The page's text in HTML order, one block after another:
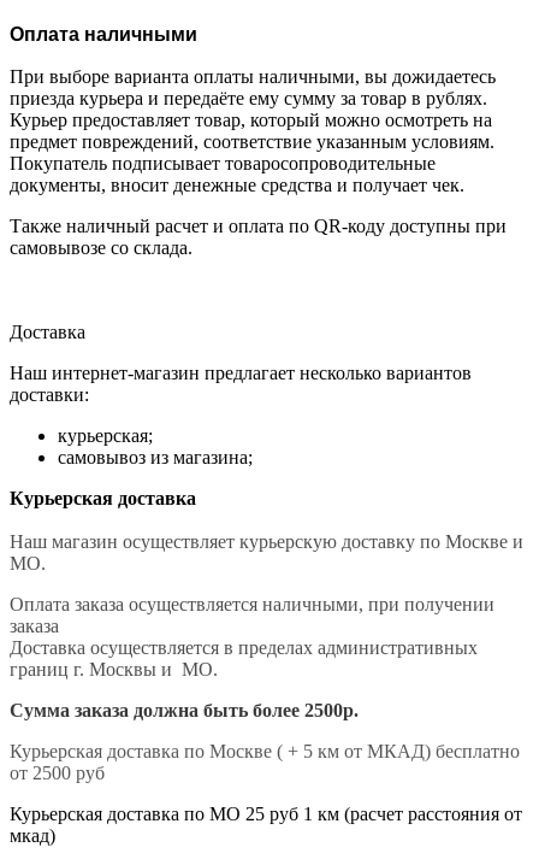
Оплата наличными
При выборе варианта оплаты наличными, вы дожидаетесь
приезда курьера и передаёте ему сумму за товар в рублях.
Курьер предоставляет товар, который можно осмотреть на
предмет повреждений, соответствие указанным условиям.
Покупатель подписывает товаросопроводительные
документы, вносит денежные средства и получает чек.
Также наличный расчет и оплата по QR-коду доступны при
самовывозе со склада.
Доставка
Наш интернет-магазин предлагает несколько вариантов
доставки:
курьерская;
самовывоз из магазина;
Курьерская доставка
Наш магазин осуществляет курьерскую доставку по Москве и
МО.
Оплата заказа осуществляется наличными, при получении
заказа
Доставка осуществляется в пределах административных
границ г. Москвы и МО.
Сумма заказа должна быть более 2500р.
Курьерская доставка по Москве ( + 5 км от МКАД) бесплатно
от 2500 руб
Курьерская доставка по МО 25 руб 1 км (расчет расстояния от
мкад)